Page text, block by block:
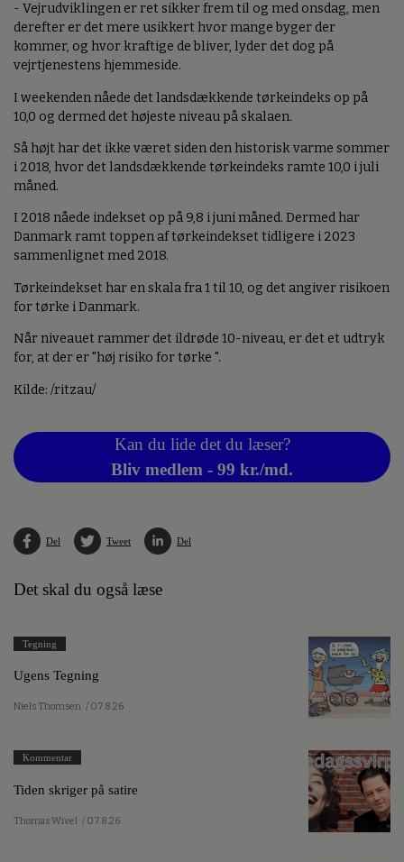
- Vejrudviklingen er ret sikker frem til og med onsdag, men
derefter er det mere usikkert hvor mange byger der
kommer, og hvor kraftige de bliver, lyder det dog på
vejrtjenestens hjemmeside.
I weekenden nåede det landsdækkende tørkeindeks op på
10,0 og dermed det højeste niveau på skalaen.
Så højt har det ikke været siden den historisk varme sommer
i 2018, hvor det landsdækkende tørkeindeks ramte 10,0 i juli
måned.
I 2018 nåede indekset op på 9,8 i juni måned. Dermed har
Danmark ramt toppen af tørkeindekset tidligere i 2023
sammenlignet med 2018.
Tørkeindekset har en skala fra 1 til 10, og det angiver risikoen
for tørke i Danmark.
Når niveauet rammer det ildrøde 10-niveau, er det et udtryk
for, at der er "høj risiko for tørke ".
Kilde: /ritzau/
Kan du lide det du læser?
Bliv medlem - 99 kr./md.
Del Tweet Del
Det skal du også læse
Tegning
Ugens Tegning
Niels Thomsen / 07.8.26
Kommentar
Tiden skriger på satire
Thomas Wivel / 07.8.26